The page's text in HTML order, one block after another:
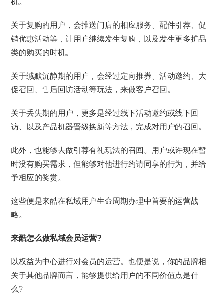
机。
关于复购的用户，会推送门店的相应服务、配件引荐、促
销优惠活动等，让用户继续发生复购，以及发生更多扩品
类的购买的时机。
关于缄默沉静期的用户，会经过定向推券、活动邀约、大
促召回、售后回访活动等玩法，来做客户召回。
关于丢失期的用户，更多是经过线下活动邀约或线下回
访、以及产品机器晋级换新等方法，完成对用户的召回。
此外，也能够去做引荐有礼玩法的召回。用户或许现在暂
时没有购买需求，但能够对他进行约请同享的行为，并给
予相应的奖赏。
这些便是来酷在私域用户生命周期办理中首要的运营战
略。
来酷怎么做私域会员运营?
以权益为中心进行对会员的运营。也便是说，你的品牌相
关于其他品牌而言，能够提供给用户的不同价值点是什
么?